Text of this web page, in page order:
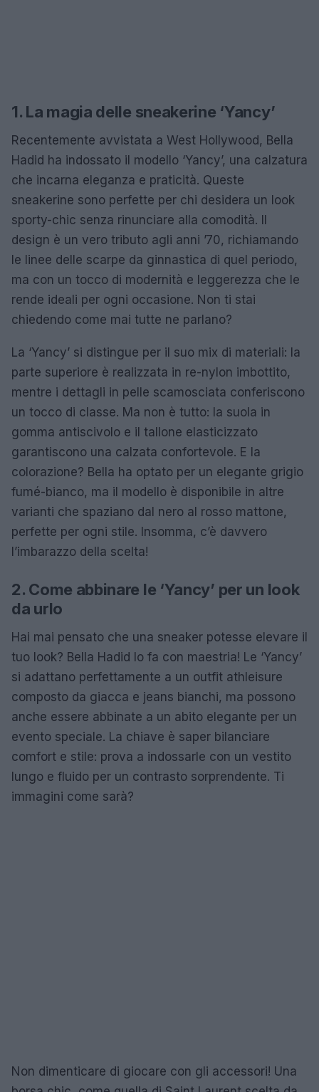
1. La magia delle sneakerine ‘Yancy’
Recentemente avvistata a West Hollywood, Bella
Hadid ha indossato il modello ‘Yancy’, una calzatura
che incarna eleganza e praticità. Queste
sneakerine sono perfette per chi desidera un look
sporty-chic senza rinunciare alla comodità. Il
design è un vero tributo agli anni ’70, richiamando
le linee delle scarpe da ginnastica di quel periodo,
ma con un tocco di modernità e leggerezza che le
rende ideali per ogni occasione. Non ti stai
chiedendo come mai tutte ne parlano?
La ‘Yancy’ si distingue per il suo mix di materiali: la
parte superiore è realizzata in re-nylon imbottito,
mentre i dettagli in pelle scamosciata conferiscono
un tocco di classe. Ma non è tutto: la suola in
gomma antiscivolo e il tallone elasticizzato
garantiscono una calzata confortevole. E la
colorazione? Bella ha optato per un elegante grigio
fumé-bianco, ma il modello è disponibile in altre
varianti che spaziano dal nero al rosso mattone,
perfette per ogni stile. Insomma, c’è davvero
l’imbarazzo della scelta!
2. Come abbinare le ‘Yancy’ per un look
da urlo
Hai mai pensato che una sneaker potesse elevare il
tuo look? Bella Hadid lo fa con maestria! Le ‘Yancy’
si adattano perfettamente a un outfit athleisure
composto da giacca e jeans bianchi, ma possono
anche essere abbinate a un abito elegante per un
evento speciale. La chiave è saper bilanciare
comfort e stile: prova a indossarle con un vestito
lungo e fluido per un contrasto sorprendente. Ti
immagini come sarà?
Non dimenticare di giocare con gli accessori! Una